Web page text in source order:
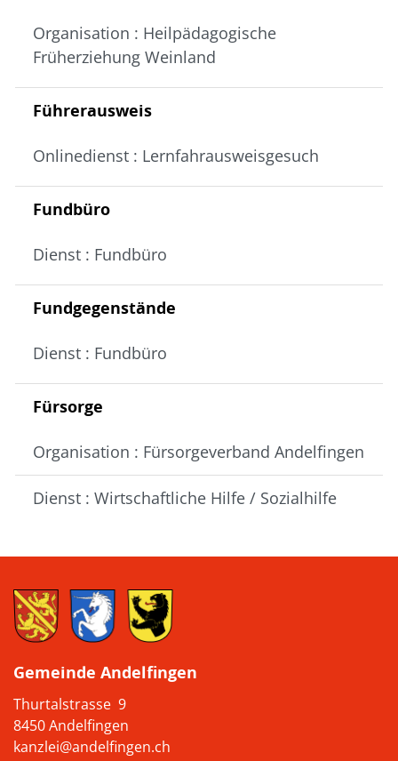
Organisation : Heilpädagogische
Früherziehung Weinland
Führerausweis
Onlinedienst : Lernfahrausweisgesuch
Fundbüro
Dienst : Fundbüro
Fundgegenstände
Dienst : Fundbüro
Fürsorge
Organisation : Fürsorgeverband Andelfingen
Dienst : Wirtschaftliche Hilfe / Sozialhilfe
Gemeinde Andelfingen
Thurtalstrasse 9
8450 Andelfingen
kanzlei@andelfingen.ch